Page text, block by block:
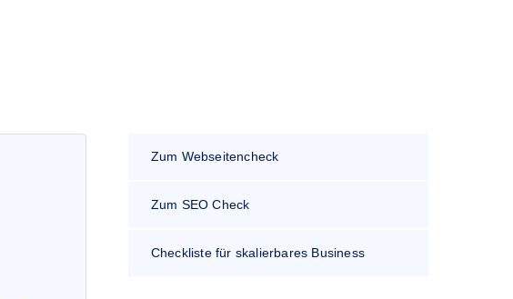
Zum Webseitencheck
Zum SEO Check
Checkliste für skalierbares Business